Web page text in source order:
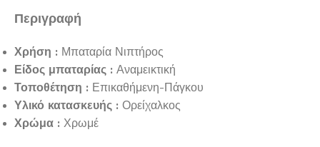
Περιγραφή
Χρήση : Μπαταρία Νιπτήρος
Είδος μπαταρίας : Αναμεικτική
Τοποθέτηση : Επικαθήμενη-Πάγκου
Υλικό κατασκευής : Ορείχαλκος
Χρώμα : Χρωμέ